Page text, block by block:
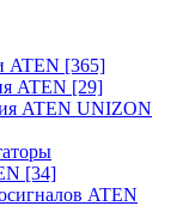
ATEN [365]
ATEN [29]
ATEN UNIZON
[34]
ATEN